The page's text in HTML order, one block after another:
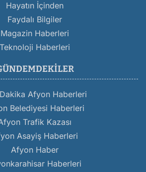
Hayatın İçinden
Faydalı Bilgiler
Magazin Haberleri
Teknoloji Haberleri
Afyon Haberleri
Belediyesi Haberleri
Trafik Kazası
Asayiş Haberleri
Afyon Haber
Haberleri